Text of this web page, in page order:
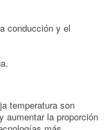
conducción y el
temperatura son
aumentar la proporción